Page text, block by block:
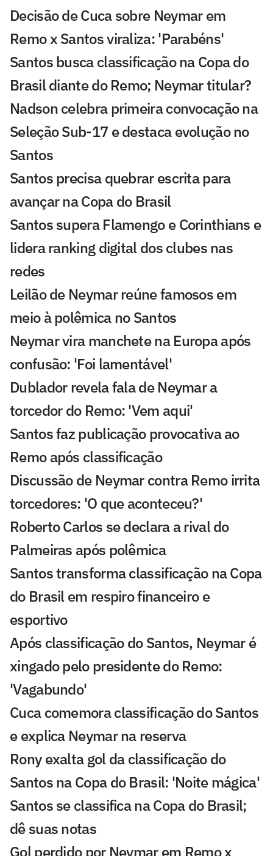
Decisão de Cuca sobre Neymar em
Remo x Santos viraliza: 'Parabéns'
Santos busca classificação na Copa do
Brasil diante do Remo; Neymar titular?
Nadson celebra primeira convocação na
Seleção Sub-17 e destaca evolução no
Santos
Santos precisa quebrar escrita para
avançar na Copa do Brasil
Santos supera Flamengo e Corinthians e
lidera ranking digital dos clubes nas
redes
Leilão de Neymar reúne famosos em
meio à polêmica no Santos
Neymar vira manchete na Europa após
confusão: 'Foi lamentável'
Dublador revela fala de Neymar a
torcedor do Remo: 'Vem aqui'
Santos faz publicação provocativa ao
Remo após classificação
Discussão de Neymar contra Remo irrita
torcedores: 'O que aconteceu?'
Roberto Carlos se declara a rival do
Palmeiras após polêmica
Santos transforma classificação na Copa
do Brasil em respiro financeiro e
esportivo
Após classificação do Santos, Neymar é
xingado pelo presidente do Remo:
'Vagabundo'
Cuca comemora classificação do Santos
e explica Neymar na reserva
Rony exalta gol da classificação do
Santos na Copa do Brasil: 'Noite mágica'
Santos se classifica na Copa do Brasil;
dê suas notas
Gol perdido por Neymar em Remo x